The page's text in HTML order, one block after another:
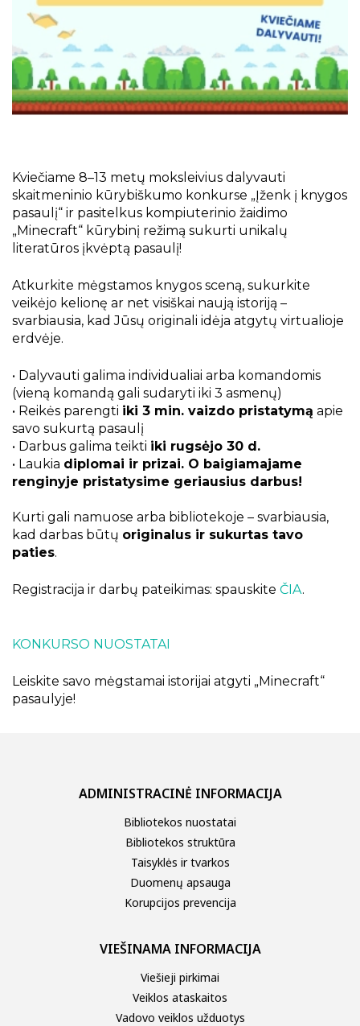
Kraštotyrinės virtualios parodos
Piligrimų keliai Kauno rajone
Kviečiame 8–13 metų moksleivius dalyvauti
skaitmeninio kūrybiškumo konkurse „Įženk į knygos
pasaulį“ ir pasitelkus kompiuterinio žaidimo
„Minecraft“ kūrybinį režimą sukurti unikalų
literatūros įkvėptą pasaulį!
Atkurkite mėgstamos knygos sceną, sukurkite
veikėjo kelionę ar net visiškai naują istoriją –
svarbiausia, kad Jūsų originali idėja atgytų virtualioje
erdvėje.
• Dalyvauti galima individualiai arba komandomis
(vieną komandą gali sudaryti iki 3 asmenų)
• Reikės parengti iki 3 min. vaizdo pristatymą apie
savo sukurtą pasaulį
• Darbus galima teikti iki rugsėjo 30 d.
• Laukia diplomai ir prizai. O baigiamajame
renginyje pristatysime geriausius darbus!
Kurti gali namuose arba bibliotekoje – svarbiausia,
kad darbas būtų originalus ir sukurtas tavo
paties.
Registracija ir darbų pateikimas: spauskite ČIA.
KONKURSO NUOSTATAI
Leiskite savo mėgstamai istorijai atgyti „Minecraft“
pasaulyje!
ADMINISTRACINĖ INFORMACIJA
Bibliotekos nuostatai
Bibliotekos struktūra
Taisyklės ir tvarkos
Duomenų apsauga
Korupcijos prevencija
VIEŠINAMA INFORMACIJA
Viešieji pirkimai
Veiklos ataskaitos
Vadovo veiklos užduotys